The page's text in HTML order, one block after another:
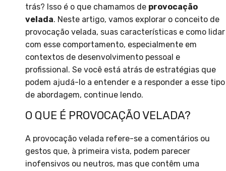
trás? Isso é o que chamamos de provocação
velada. Neste artigo, vamos explorar o conceito de
provocação velada, suas características e como lidar
com esse comportamento, especialmente em
contextos de desenvolvimento pessoal e
profissional. Se você está atrás de estratégias que
podem ajudá-lo a entender e a responder a esse tipo
de abordagem, continue lendo.
O QUE É PROVOCAÇÃO VELADA?
A provocação velada refere-se a comentários ou
gestos que, à primeira vista, podem parecer
inofensivos ou neutros, mas que contêm uma